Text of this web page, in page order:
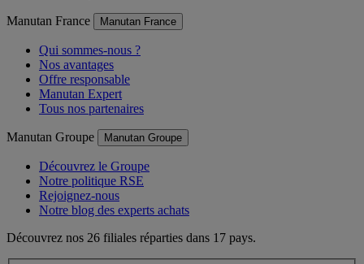
Manutan France Manutan France
Qui sommes-nous ?
Nos avantages
Offre responsable
Manutan Expert
Tous nos partenaires
Manutan Groupe Manutan Groupe
Découvrez le Groupe
Notre politique RSE
Rejoignez-nous
Notre blog des experts achats
Découvrez nos 26 filiales réparties dans 17 pays.